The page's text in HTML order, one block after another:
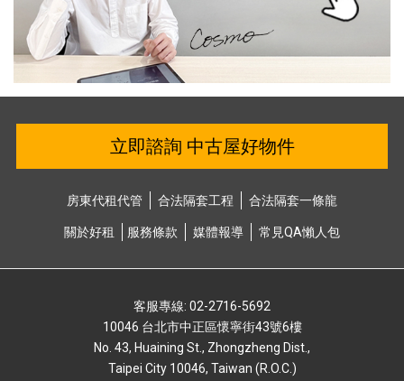
立即諮詢 中古屋好物件
房東代租代管 合法隔套⼯程 合法隔套⼀條龍
關於好租 服務條款 媒體報導 常⾒QA懶⼈包
客服專線: 02-2716-5692
10046 台北市中正區懷寧街43號6樓
No. 43, Huaining St., Zhongzheng Dist.,
Taipei City 10046, Taiwan (R.O.C.)